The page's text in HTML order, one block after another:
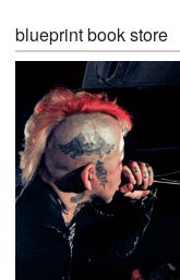
blueprint book store